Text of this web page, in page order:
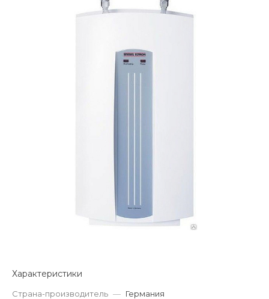
Характеристики
Страна-производитель — Германия